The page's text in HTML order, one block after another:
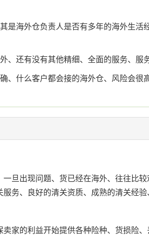
是海外仓负责人是否有多年的海外生
、还有没有其他精细、全面的服务、服
、什么客户都会接的海外仓、风险会
旦出现问题、货已经在海外、往往比
务、良好的清关资质、成熟的清关经
家的利益开始提供各种险种、货损险